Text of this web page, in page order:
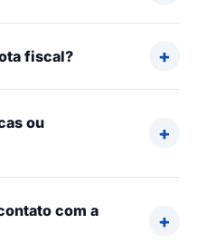
fiscal?
ou
com a